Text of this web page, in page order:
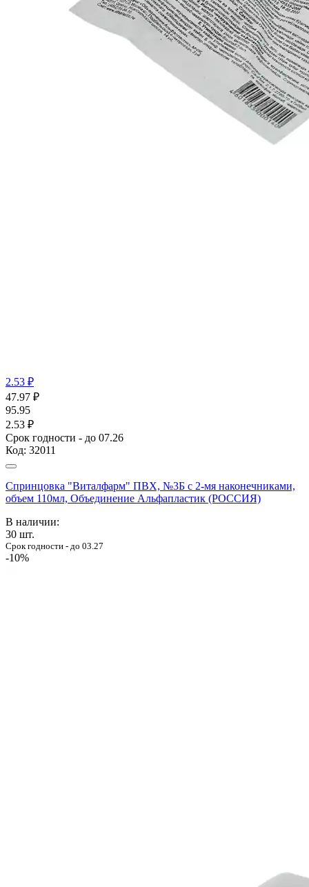
2.53 ₽
47.97 ₽
95.95
2.53 ₽
Срок годности - до 07.26
Код: 32011
Спринцовка "Виталфарм" ПВХ, №3Б с 2-мя наконечниками,
объем 110мл, Объединение Альфапластик (РОССИЯ)
В наличии:
30 шт.
Срок годности - до 03.27
-10%